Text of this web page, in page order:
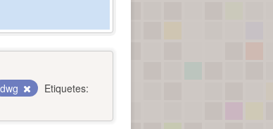
dwg
Etiquetes: